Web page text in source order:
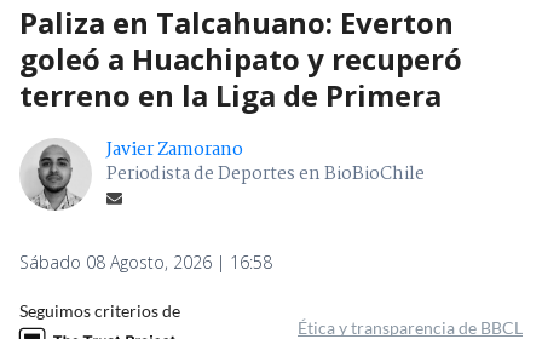
Paliza en Talcahuano: Everton
goleó a Huachipato y recuperó
terreno en la Liga de Primera
Javier Zamorano
Periodista de Deportes en BioBioChile
Sábado 08 Agosto, 2026 | 16:58
Seguimos criterios de
Ética y transparencia de BBCL